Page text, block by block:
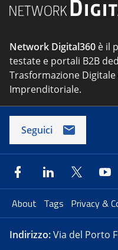
Network Digital360 è il
testate e portali B2B
Trasformazione
Imprenditoriale.
Seguici
About Tags Privacy &
Indirizzo:Via del Porto